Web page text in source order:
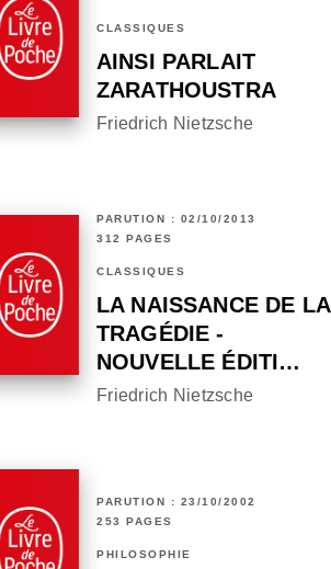
CLASSIQUES
AINSI PARLAIT
ZARATHOUSTRA
Friedrich Nietzsche
PARUTION : 02/10/2013
312 PAGES
CLASSIQUES
LA NAISSANCE DE LA
TRAGÉDIE -
NOUVELLE ÉDITI…
Friedrich Nietzsche
PARUTION : 23/10/2002
253 PAGES
PHILOSOPHIE